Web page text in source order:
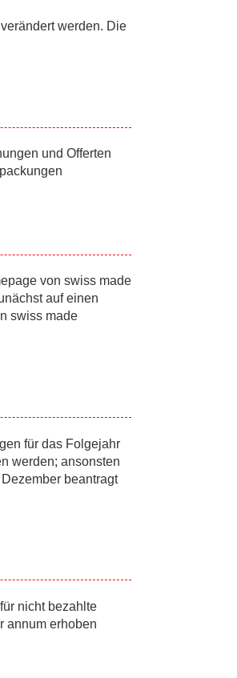
werden. Die
und Offerten
von swiss made
auf einen
swiss made
für das Folgejahr
werden; ansonsten
beantragt
nicht bezahlte
annum erhoben